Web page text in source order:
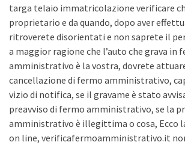
targa telaio immatricolazione verificare
proprietario e da quando, dopo aver
ritroverete disorientati e non saprete il
a maggior ragione che l’auto che grava in
amministrativo è la vostra, dovrete
cancellazione di fermo amministrativo,
vizio di notifica, se il gravame è stato
preavviso di fermo amministrativo, se la
amministrativo è illegittima o cosa, Ecco
on line, verificafermoamministrativo.it